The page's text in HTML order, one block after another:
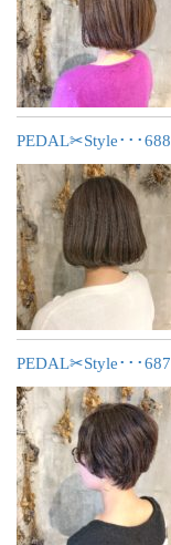
PEDAL✂︎Style･･･688
PEDAL✂︎Style･･･687